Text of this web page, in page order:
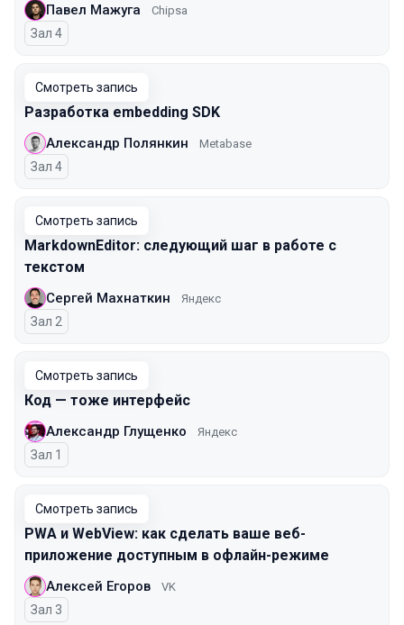
Павел Мажуга Chipsa
Зал 4
Смотреть запись
Разработка embedding SDK
Александр Полянкин Metabase
Зал 4
Смотреть запись
MarkdownEditor: следующий шаг в работе с
текстом
Сергей Махнаткин Яндекс
Зал 2
Смотреть запись
Код — тоже интерфейс
Александр Глущенко Яндекс
Зал 1
Смотреть запись
PWA и WebView: как сделать ваше веб-
приложение доступным в офлайн-режиме
Алексей Егоров VK
Зал 3